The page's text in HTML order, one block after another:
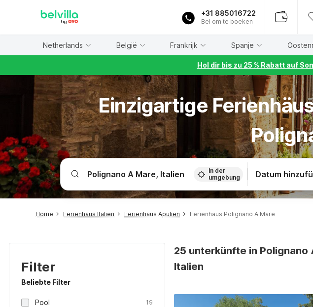
+31 885016722
Bel om te boeken
Netherlands België Frankrijk Spanje
Hol dir bis zu 25 % Rabatt auf
Einzigartige
In der
umgebung
Datum
Home Ferienhaus Italien Ferienhaus Apulien Ferienhaus Polignano A Mare
Filter
Beliebte Filter
Pool 19
25 unterkünfte in Polignano
Italien